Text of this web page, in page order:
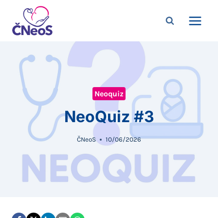
Přeskočit
obsah
Neoquiz
NeoQuiz #3
ČNeoS 10/06/2026